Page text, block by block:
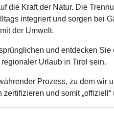
die Kraft der Natur. Die
integriert und sorgen bei
der Umwelt.
und entdecken
Urlaub in Tirol sein.
Prozess, zu dem wir
und somit